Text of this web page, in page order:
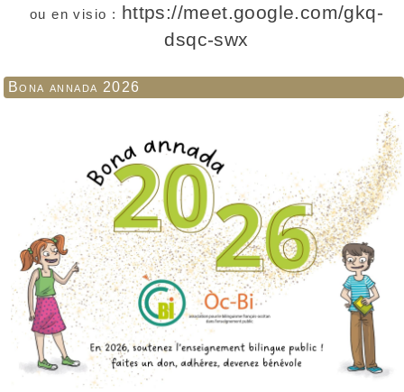
ou en visio : https://meet.google.com/gkq-
dsqc-swx
Bona annada 2026